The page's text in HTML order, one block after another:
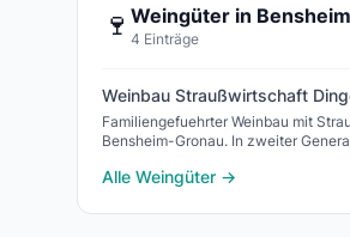
🍷 Weingüter in Bensheim
4 Einträge
Weinbau Straußwirtschaft
Familiengefuehrter Weinbau mit
Bensheim-Gronau. In zweiter
Alle Weingüter →